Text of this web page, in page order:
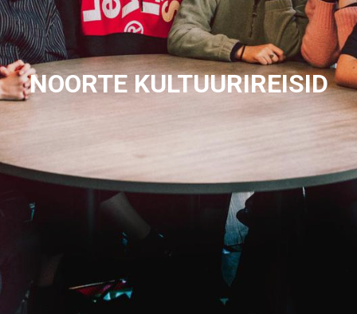
NOORTE KULTUURIREISID